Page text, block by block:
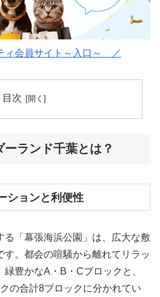
ィ会員サイト～入口～ ／
目次
ランド千葉とは？
ションと利便性
る「幕張海浜公園」は、広大な敷
す。都会の喧騒から離れてリラッ
豊かなA・B・Cブロックと、
の合計8ブロックに分かれてい